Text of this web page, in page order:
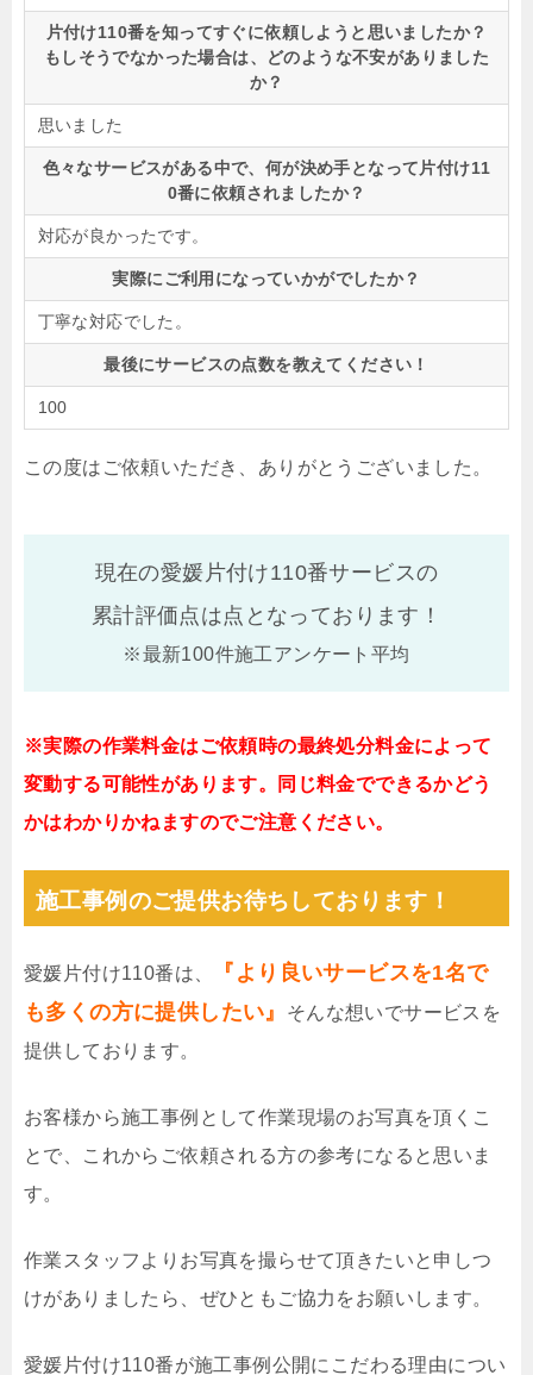
片付け110番を知ってすぐに依頼しようと思いましたか？
もしそうでなかった場合は、どのような不安がありました
か？
思いました
色々なサービスがある中で、何が決め手となって片付け11
0番に依頼されましたか？
対応が良かったです。
実際にご利用になっていかがでしたか？
丁寧な対応でした。
最後にサービスの点数を教えてください！
100
この度はご依頼いただき、ありがとうございました。
現在の愛媛片付け110番サービスの
累計評価点は点となっております！
※最新100件施工アンケート平均
※実際の作業料金はご依頼時の最終処分料金によって
変動する可能性があります。同じ料金でできるかどう
かはわかりかねますのでご注意ください。
施工事例のご提供お待ちしております！
愛媛片付け110番は、
『より良いサービスを1名で
も多くの方に提供したい』
そんな想いでサービスを
提供しております。
お客様から施工事例として作業現場のお写真を頂くこ
とで、これからご依頼される方の参考になると思いま
す。
作業スタッフよりお写真を撮らせて頂きたいと申しつ
けがありましたら、ぜひともご協力をお願いします。
愛媛片付け110番が施工事例公開にこだわる理由につい